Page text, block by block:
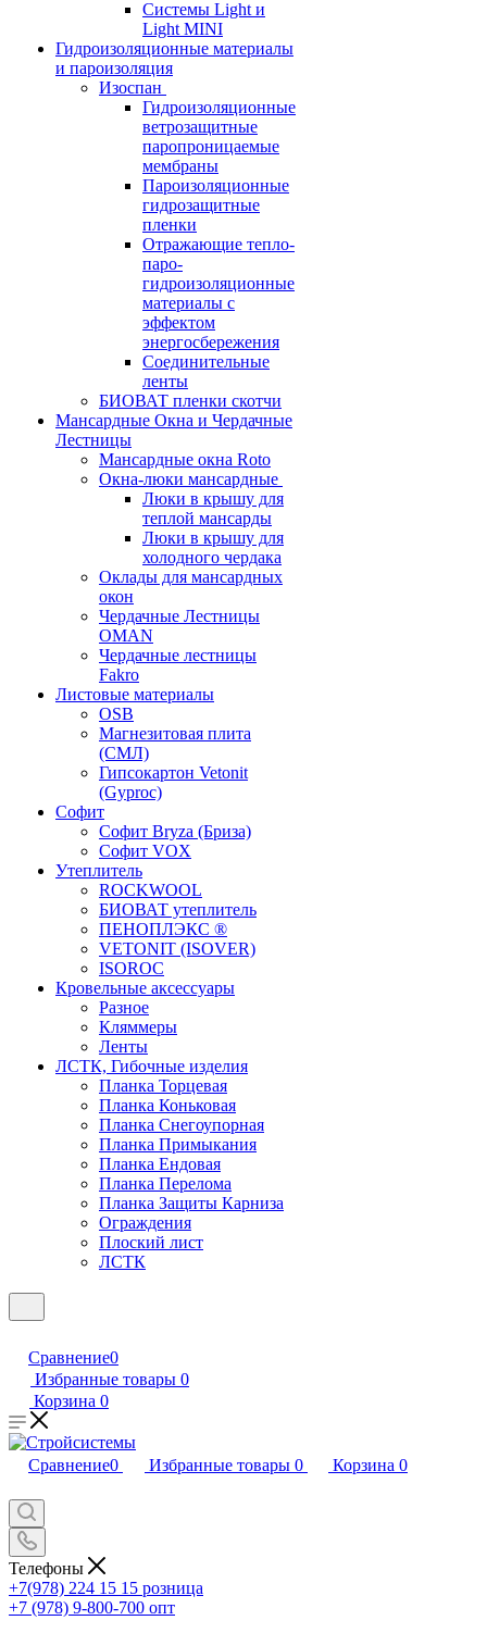
Системы Light и
Light MINI
Гидроизоляционные материалы
и пароизоляция
Изоспан
Гидроизоляционные
ветрозащитные
паропроницаемые
мембраны
Пароизоляционные
гидрозащитные
пленки
Отражающие тепло-
паро-
гидроизоляционные
материалы с
эффектом
энергосбережения
Соединительные
ленты
БИОВАТ пленки скотчи
Мансардные Окна и Чердачные
Лестницы
Мансардные окна Roto
Окна-люки мансардные
Люки в крышу для
теплой мансарды
Люки в крышу для
холодного чердака
Оклады для мансардных
окон
Чердачные Лестницы
OMAN
Чердачные лестницы
Fakro
Листовые материалы
OSB
Магнезитовая плита
(СМЛ)
Гипсокартон Vetonit
(Gyproc)
Софит
Софит Bryza (Бриза)
Софит VOX
Утеплитель
ROCKWOOL
БИОВАТ утеплитель
ПЕНОПЛЭКС ®
VETONIT (ISOVER)
ISOROC
Кровельные аксессуары
Разное
Кляммеры
Ленты
ЛСТК, Гибочные изделия
Планка Торцевая
Планка Коньковая
Планка Снегоупорная
Планка Примыкания
Планка Ендовая
Планка Перелома
Планка Защиты Карниза
Ограждения
Плоский лист
ЛСТК
Сравнение0
Избранные товары 0
Корзина 0
Сравнение0 Избранные товары 0 Корзина 0
Телефоны
+7(978) 224 15 15 розница
+7 (978) 9-800-700 опт